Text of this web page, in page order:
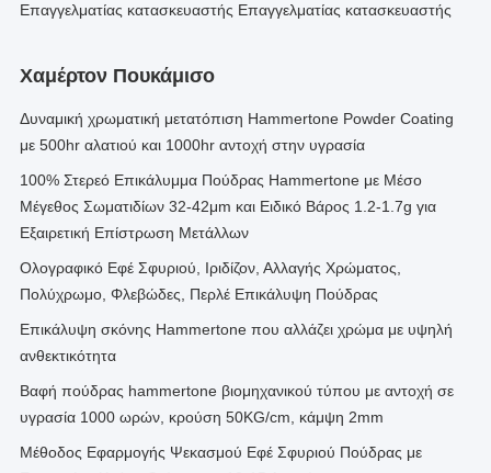
Επαγγελματίας κατασκευαστής Επαγγελματίας κατασκευαστής
Χαμέρτον Πουκάμισο
Δυναμική χρωματική μετατόπιση Hammertone Powder Coating
με 500hr αλατιού και 1000hr αντοχή στην υγρασία
100% Στερεό Επικάλυμμα Πούδρας Hammertone με Μέσο
Μέγεθος Σωματιδίων 32-42μm και Ειδικό Βάρος 1.2-1.7g για
Εξαιρετική Επίστρωση Μετάλλων
Ολογραφικό Εφέ Σφυριού, Ιριδίζον, Αλλαγής Χρώματος,
Πολύχρωμο, Φλεβώδες, Περλέ Επικάλυψη Πούδρας
Επικάλυψη σκόνης Hammertone που αλλάζει χρώμα με υψηλή
ανθεκτικότητα
Βαφή πούδρας hammertone βιομηχανικού τύπου με αντοχή σε
υγρασία 1000 ωρών, κρούση 50KG/cm, κάμψη 2mm
Μέθοδος Εφαρμογής Ψεκασμού Εφέ Σφυριού Πούδρας με